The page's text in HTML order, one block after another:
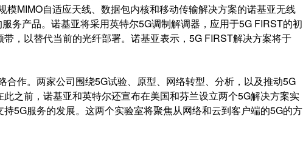
MIMO自适应天线、数据包内核和移动传输解决方案的诺基亚无线
务产品。诺基亚将采用英特尔5G调制解调器，应用于5G FIRST的初
，以替代当前的光纤部署。诺基亚表示，5G FIRST解决方案将于
作。两家公司围绕5G试验、原型、网络转型、分析，以及推动5G
之前，诺基亚和英特尔还宣布在美国和芬兰设立两个5G解决方案实
5G服务的发展。这两个实验室将聚焦从网络和云到客户端的5G的方